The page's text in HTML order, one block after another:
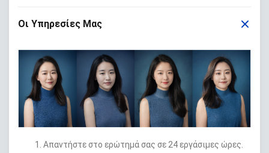
Οι Υπηρεσίες Μας
1. Απαντήστε στο ερώτημά σας σε 24 εργάσιμες ώρες.